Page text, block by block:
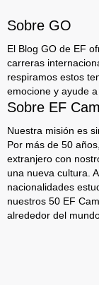
Sobre GO
El Blog GO de EF
carreras
respiramos estos
emocione y ayude
Sobre EF
Nuestra misión es
Por más de 50
extranjero con
una nueva cultura.
nacionalidades
nuestros 50 EF
alrededor del